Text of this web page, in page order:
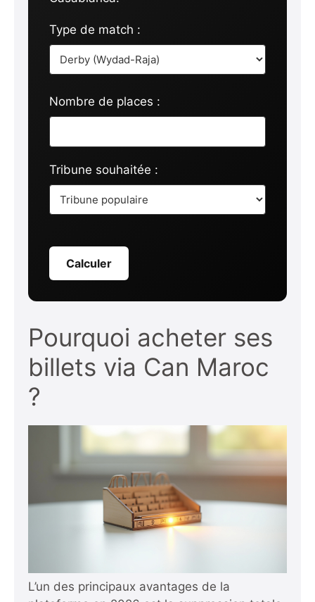
Type de match :
Nombre de places :
Tribune souhaitée :
Calculer
Pourquoi acheter ses
billets via Can Maroc
?
L’un des principaux avantages de la